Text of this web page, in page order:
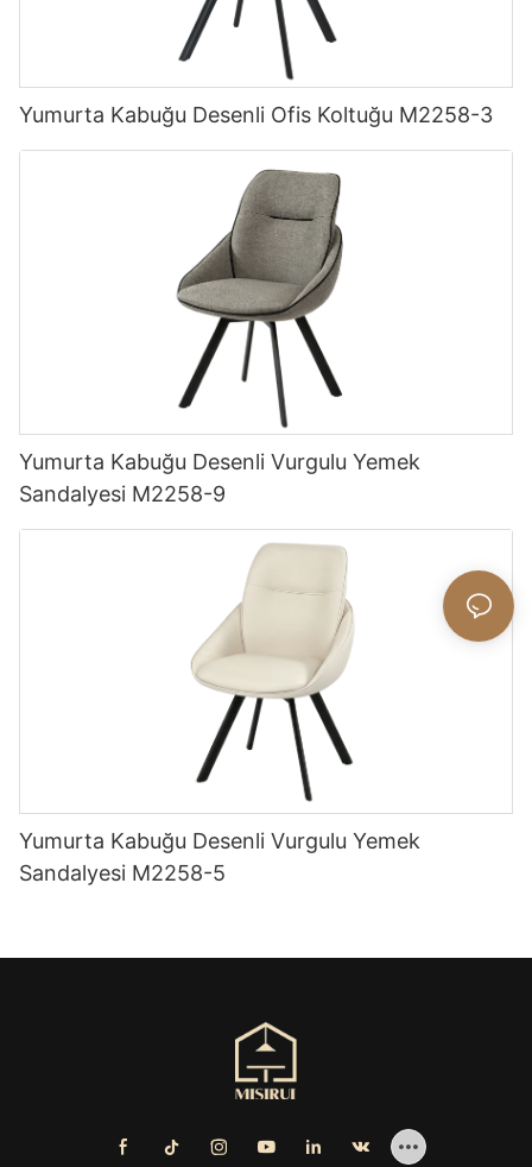
Yumurta Kabuğu Desenli Ofis Koltuğu M2258-3
Yumurta Kabuğu Desenli Vurgulu Yemek
Sandalyesi M2258-9
Yumurta Kabuğu Desenli Vurgulu Yemek
Sandalyesi M2258-5